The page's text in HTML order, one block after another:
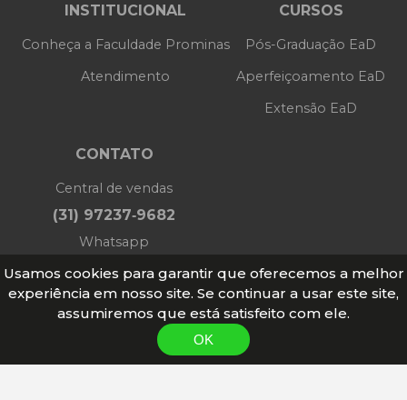
INSTITUCIONAL
Conheça a Faculdade Prominas
Atendimento
CURSOS
Pós-Graduação EaD
Aperfeiçoamento EaD
Extensão EaD
CONTATO
Central de vendas
(31) 97237‑9682
Whatsapp
(31) 97237 - 9682
Garantimos a confidencialidade de todas as suas
informações. Você pode cancelar sua inscrição a qualquer
MATRICULE-SE
Usamos cookies para garantir que oferecemos a melhor
experiência em nosso site. Se continuar a usar este site,
assumiremos que está satisfeito com ele.
OK